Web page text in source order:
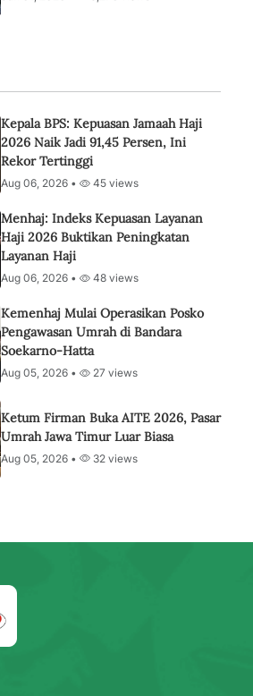
Kepala BPS: Kepuasan Jamaah Haji
2026 Naik Jadi 91,45 Persen, Ini
Rekor Tertinggi
Aug 06, 2026 • 45 views
Menhaj: Indeks Kepuasan Layanan
Haji 2026 Buktikan Peningkatan
Layanan Haji
Aug 06, 2026 • 48 views
Kemenhaj Mulai Operasikan Posko
Pengawasan Umrah di Bandara
Soekarno-Hatta
Aug 05, 2026 • 27 views
Ketum Firman Buka AITE 2026, Pasar
Umrah Jawa Timur Luar Biasa
Aug 05, 2026 • 32 views